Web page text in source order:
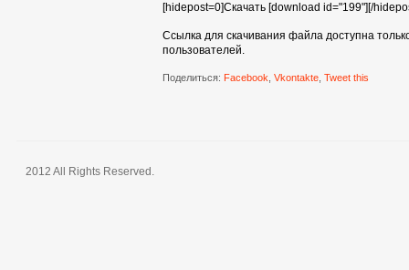
[hidepost=0]Скачать [download id="199"][/
Ссылка для скачивания файла доступна
пользователей.
Поделиться: Facebook Vkontakte, Tweet this
2012 All Rights Reserved.